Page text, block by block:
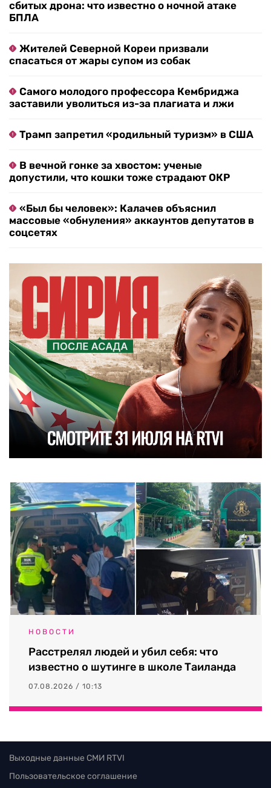
сбитых дрона: что известно о ночной атаке
БПЛА
Жителей Северной Кореи призвали
спасаться от жары супом из собак
Самого молодого профессора Кембриджа
заставили уволиться из-за плагиата и лжи
Трамп запретил «родильный туризм» в США
В вечной гонке за хвостом: ученые
допустили, что кошки тоже страдают ОКР
«Был бы человек»: Калачев объяснил
массовые «обнуления» аккаунтов депутатов в
соцсетях
НОВОСТИ
Расстрелял людей и убил себя: что
известно о шутинге в школе Таиланда
07.08.2026 / 10:13
Выходные данные СМИ RTVI
Пользовательское соглашение